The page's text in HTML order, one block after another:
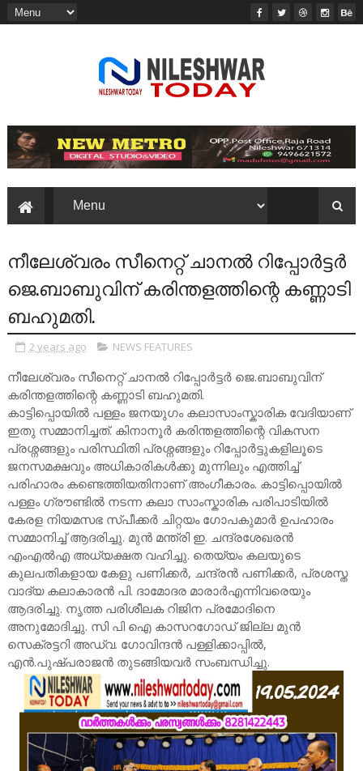
നീലേശ്വരം സീനെറ്റ് ചാനൽ റിപ്പോർട്ടർ
ജെ.ബാബുവിന് കരിന്തളത്തിന്റെ കണ്ണാടി
ബഹുമതി.
2 years ago NEWS FEATURES
നീലേശ്വരം സീനെറ്റ് ചാനൽ റിപ്പോർട്ടർ ജെ.ബാബുവിന്
കരിന്തളത്തിന്റെ കണ്ണാടി ബഹുമതി.
കാട്ടിപ്പൊയിൽ പള്ളം ജനയുഗം കലാസാംസ്കാരിക വേദിയാണ്
ഇതു സമ്മാനിച്ചത്. കിനാനൂർ കരിന്തളത്തിന്റെ വികസന
പ്രശ്നങ്ങളും പരിസ്ഥിതി പ്രശ്നങ്ങളും റിപ്പോർട്ടുകളിലൂടെ
ജനസമക്ഷവും അധികാരികൾക്കു മുന്നിലും എത്തിച്ച്
പരിഹാരം കണ്ടെത്തിയതിനാണ് അംഗീകാരം. കാട്ടിപ്പൊയിൽ
പള്ളം ഗ്രൗണ്ടിൽ നടന്ന കലാ സാംസ്കാരിക പരിപാടിയിൽ
കേരള നിയമസഭ സ്പീക്കർ ചിറ്റയം ഗോപകുമാർ ഉപഹാരം
സമ്മാനിച്ച് ആദരിച്ചു. മുൻ മന്ത്രി ഇ. ചന്ദ്രശേഖരൻ
എംഎൽഎ അധ്യക്ഷത വഹിച്ചു. തെയ്യം കലയുടെ
കുലപതികളായ കേളു പണിക്കർ, ചന്ദ്രൻ പണിക്കർ, പ്രശസ്ത
വാദ്യ കലാകാരൻ പി. ദാമോദര മാരാർഎന്നിവരെയും
ആദരിച്ചു. നൃത്ത പരിശീലക റിജിന പ്രമോദിനെ
അനുമോദിച്ചു. സി പി ഐ കാസറഗോഡ് ജില്ല മുൻ
സെക്രട്ടറി അഡ്വ. ഗോവിന്ദൻ പള്ളിക്കാപ്പിൽ,
എൻ.പുഷ്പരാജൻ തുടങ്ങിയവർ സംബന്ധിച്ചു.